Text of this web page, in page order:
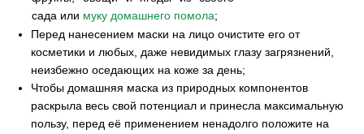
сада или муку домашнего помола;
Перед нанесением маски на лицо очистите его от
косметики и любых, даже невидимых глазу загрязнений,
неизбежно оседающих на коже за день;
Чтобы домашняя маска из природных компонентов
раскрыла весь свой потенциал и принесла максимальную
пользу, перед её применением ненадолго положите на